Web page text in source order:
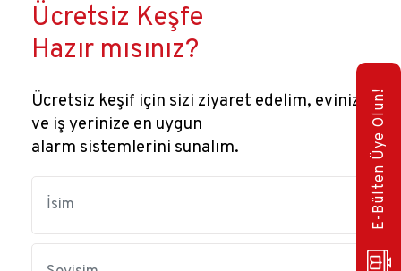
Ücretsiz Keşfe
Hazır mısınız?
Ücretsiz keşif için sizi ziyaret edelim, evinize
ve iş yerinize en uygun
alarm sistemlerini sunalım.
E-Bülten Üye Olun!